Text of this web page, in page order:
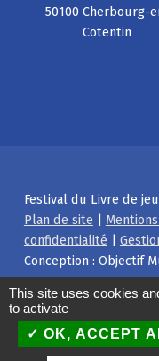
50100 Cherbourg-
Cotentin
Festival du Livre de
Plan de site |
confidentialité |
Conception : Objectif
Facebook
Instagram
Back to top ↑
This site uses cookies
to activate
OK, ACCEPT